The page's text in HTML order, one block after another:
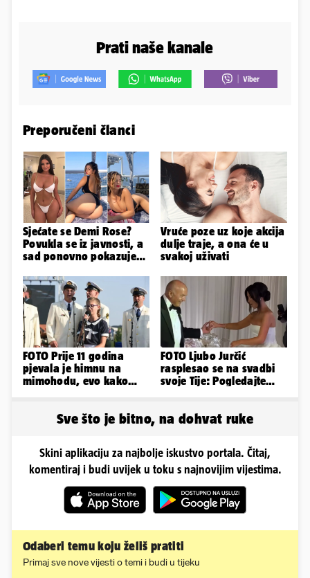
Prati naše kanale
Preporučeni članci
Sjećate se Demi Rose?
Povukla se iz javnosti, a
sad ponovno pokazuje
Vruće poze uz koje akcija
dulje traje, a ona će u
svakoj uživati
FOTO Prije 11 godina
pjevala je himnu na
mimohodu, evo kako
FOTO Ljubo Jurčić
rasplesao se na svadbi
svoje Tije: Pogledajte
Sve što je bitno, na dohvat ruke
Skini aplikaciju za najbolje iskustvo portala. Čitaj,
komentiraj i budi uvijek u toku s najnovijim vijestima.
Odaberi temu koju želiš pratiti
Primaj sve nove vijesti o temi i budi u tijeku